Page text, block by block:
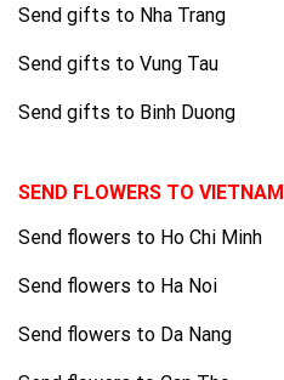
Send gifts to Nha Trang
Send gifts to Vung Tau
Send gifts to Binh Duong
SEND FLOWERS TO VIETNAM
Send flowers to Ho Chi Minh
Send flowers to Ha Noi
Send flowers to Da Nang